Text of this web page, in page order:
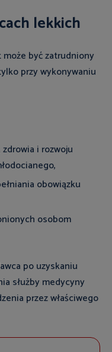
lekkich
może być zatrudniony
przy wykonywaniu
i rozwoju
obowiązku
osobom
po uzyskaniu
służby medycyny
przez właściwego